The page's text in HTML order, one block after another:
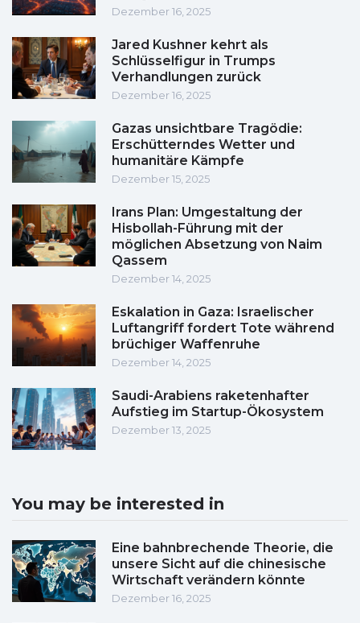
Dezember 16, 2025
Jared Kushner kehrt als
Schlüsselfigur in Trumps
Verhandlungen zurück
Dezember 16, 2025
Gazas unsichtbare Tragödie:
Erschütterndes Wetter und
humanitäre Kämpfe
Dezember 15, 2025
Irans Plan: Umgestaltung der
Hisbollah-Führung mit der
möglichen Absetzung von Naim
Qassem
Dezember 14, 2025
Eskalation in Gaza: Israelischer
Luftangriff fordert Tote während
brüchiger Waffenruhe
Dezember 14, 2025
Saudi-Arabiens raketenhafter
Aufstieg im Startup-Ökosystem
Dezember 13, 2025
You may be interested in
Eine bahnbrechende Theorie, die
unsere Sicht auf die chinesische
Wirtschaft verändern könnte
Dezember 16, 2025